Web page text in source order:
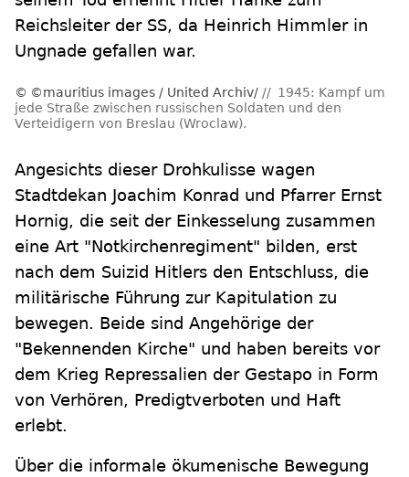
Reichsleiter der SS, da Heinrich Himmler in
Ungnade gefallen war.
©mauritius images / United Archiv/
1945: Kampf um
jede Straße zwischen russischen Soldaten und den
Verteidigern von Breslau (Wroclaw).
Angesichts dieser Drohkulisse wagen
Stadtdekan Joachim Konrad und Pfarrer Ernst
Hornig, die seit der Einkesselung zusammen
eine Art "Notkirchenregiment" bilden, erst
nach dem Suizid Hitlers den Entschluss, die
militärische Führung zur Kapitulation zu
bewegen. Beide sind Angehörige der
"Bekennenden Kirche" und haben bereits vor
dem Krieg Repressalien der Gestapo in Form
von Verhören, Predigtverboten und Haft
erlebt.
Über die informale ökumenische Bewegung